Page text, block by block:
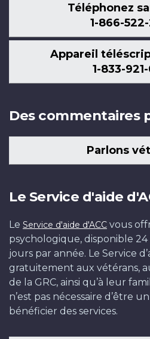
Téléphonez
1-866-
Appareil
1-833-
Des commentaires
Parlons
Le Service d'aide
Le Service d'aide d'ACC vous
psychologique, disponible
jours par année. Le Service
gratuitement aux vétérans,
de la GRC, ainsi qu’à leur
n’est pas nécessaire d’être
bénéficier des services.